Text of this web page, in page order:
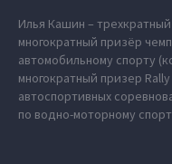
Илья Кашин –
многократный призёр
автомобильному спорту
многократный призер
автоспортивных
по водно-моторному